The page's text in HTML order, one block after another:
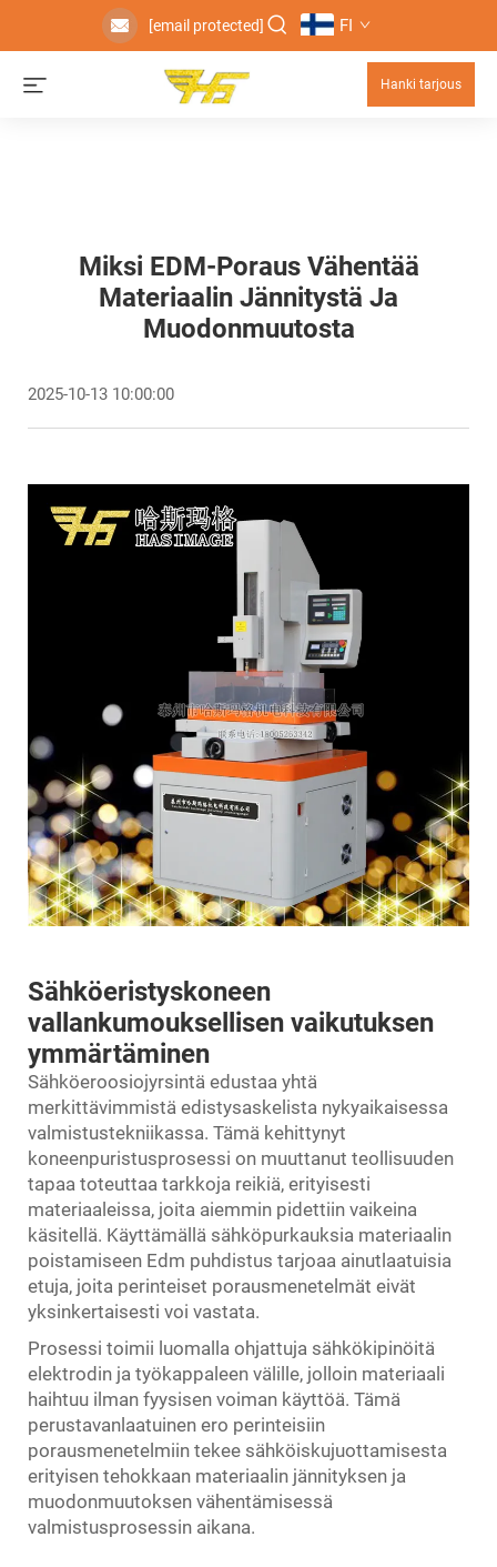
[email protected] FI
Hanki tarjous
Miksi EDM-Poraus Vähentää
Materiaalin Jännitystä Ja
Muodonmuutosta
2025-10-13 10:00:00
Sähköeristyskoneen
vallankumouksellisen vaikutuksen
ymmärtäminen
Sähköeroosiojyrsintä edustaa yhtä
merkittävimmistä edistysaskelista nykyaikaisessa
valmistustekniikassa. Tämä kehittynyt
koneenpuristusprosessi on muuttanut teollisuuden
tapaa toteuttaa tarkkoja reikiä, erityisesti
materiaaleissa, joita aiemmin pidettiin vaikeina
käsitellä. Käyttämällä sähköpurkauksia materiaalin
poistamiseen Edm puhdistus tarjoaa ainutlaatuisia
etuja, joita perinteiset porausmenetelmät eivät
yksinkertaisesti voi vastata.
Prosessi toimii luomalla ohjattuja sähkökipinöitä
elektrodin ja työkappaleen välille, jolloin materiaali
haihtuu ilman fyysisen voiman käyttöä. Tämä
perustavanlaatuinen ero perinteisiin
porausmenetelmiin tekee sähköiskujuottamisesta
erityisen tehokkaan materiaalin jännityksen ja
muodonmuutoksen vähentämisessä
valmistusprosessin aikana.